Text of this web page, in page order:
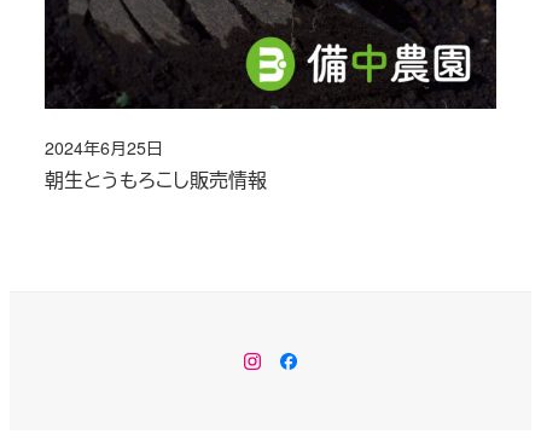
朝生とうもろこし販売情報
投稿日
2024年6月25日
InstagramFacebook